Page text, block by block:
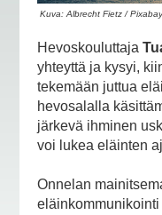
Kuva: Albrecht Fietz /
Hevoskouluttaja
yhteyttä ja kysyi,
tekemään juttua
hevosalalla
järkevä ihminen
voi lukea eläinten
Onnelan
eläinkommunikointi